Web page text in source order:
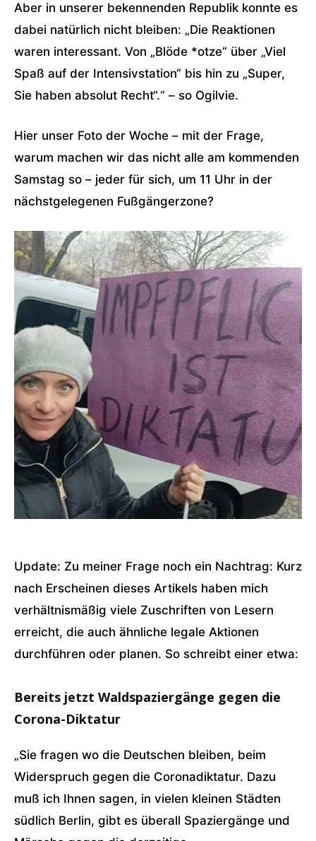
Aber in unserer bekennenden Republik konnte es
dabei natürlich nicht bleiben: „Die Reaktionen
waren interessant. Von „Blöde *otze“ über „Viel
Spaß auf der Intensivstation“ bis hin zu „Super,
Sie haben absolut Recht“.“ – so Ogilvie.
Hier unser Foto der Woche – mit der Frage,
warum machen wir das nicht alle am kommenden
Samstag so – jeder für sich, um 11 Uhr in der
nächstgelegenen Fußgängerzone?
Update: Zu meiner Frage noch ein Nachtrag: Kurz
nach Erscheinen dieses Artikels haben mich
verhältnismäßig viele Zuschriften von Lesern
erreicht, die auch ähnliche legale Aktionen
durchführen oder planen. So schreibt einer etwa:
Bereits jetzt Waldspaziergänge gegen die
Corona-Diktatur
„Sie fragen wo die Deutschen bleiben, beim
Widerspruch gegen die Coronadiktatur. Dazu
muß ich Ihnen sagen, in vielen kleinen Städten
südlich Berlin, gibt es überall Spaziergänge und